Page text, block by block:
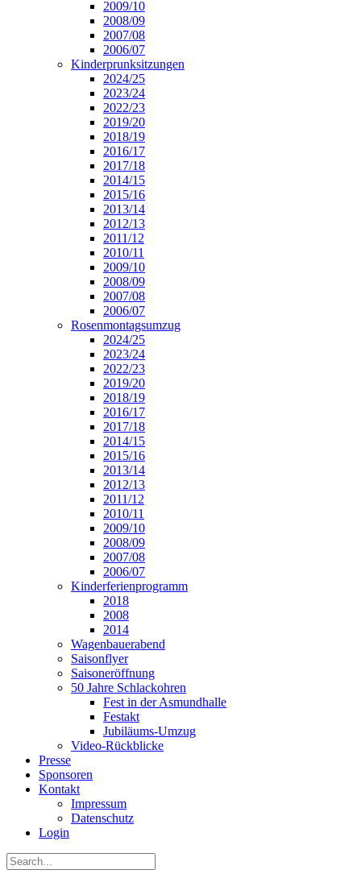
2009/10
2008/09
2007/08
2006/07
Kinderprunksitzungen
2024/25
2023/24
2022/23
2019/20
2018/19
2016/17
2017/18
2014/15
2015/16
2013/14
2012/13
2011/12
2010/11
2009/10
2008/09
2007/08
2006/07
Rosenmontagsumzug
2024/25
2023/24
2022/23
2019/20
2018/19
2016/17
2017/18
2014/15
2015/16
2013/14
2012/13
2011/12
2010/11
2009/10
2008/09
2007/08
2006/07
Kinderferienprogramm
2018
2008
2014
Wagenbauerabend
Saisonflyer
Saisoneröffnung
50 Jahre Schlackohren
Fest in der Asmundhalle
Festakt
Jubiläums-Umzug
Video-Rückblicke
Presse
Sponsoren
Kontakt
Impressum
Datenschutz
Login